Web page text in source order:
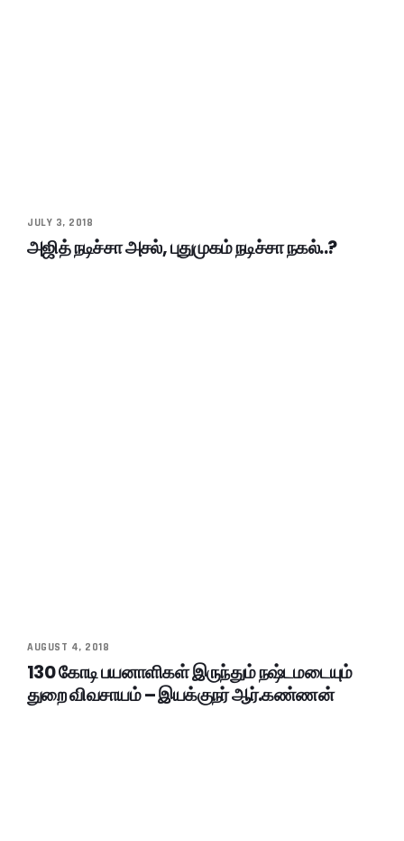
JULY 3, 2018
அஜித் நடிச்சா அசல், புதுமுகம் நடிச்சா நகல்..?
AUGUST 4, 2018
130 கோடி பயனாளிகள் இருந்தும் நஷ்டமடையும்
துறை விவசாயம் – இயக்குநர் ஆர்.கண்ணன்